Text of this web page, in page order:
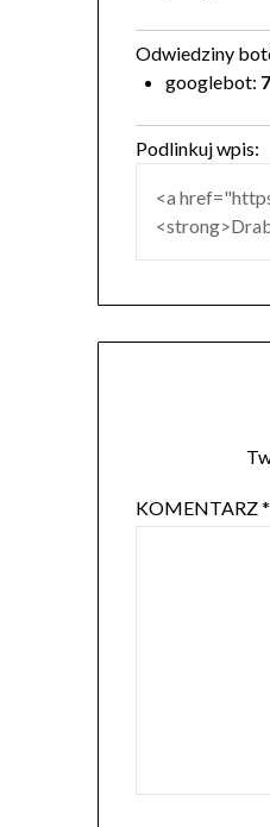
Odwiedziny
googlebot: 7
Podlinkuj wpis:
KOMENTARZ*